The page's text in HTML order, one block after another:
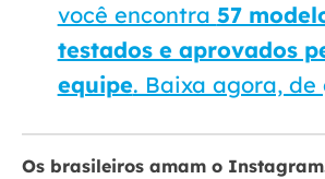
você encontra 57
testados e aprovados
equipe. Baixa agora, de
Os brasileiros amam o